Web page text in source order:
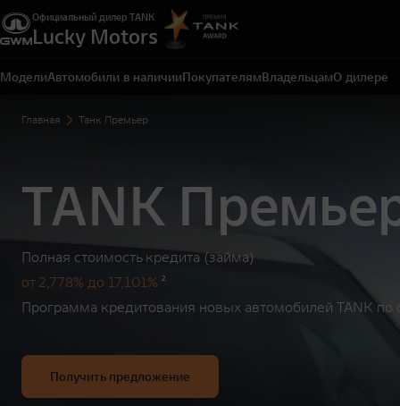
Официальный дилер TANK
Lucky Motors
МоделиАвтомобили в наличииПокупателямВладельцамО дилере
Екатеринбург, ул. Металлургов, д. 65 А
+7 (343) 300-03-33
Главная Танк Премьер
TANK
Полная стоимость кредита (займа)
от 2,778% до 17,101% ²
Программа кредитования новых автомобилей TANK по
Получить предложение